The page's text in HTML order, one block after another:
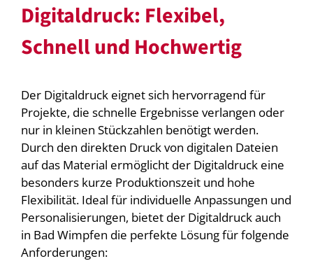
Digitaldruck: Flexibel,
Schnell und Hochwertig
Der Digitaldruck eignet sich hervorragend für
Projekte, die schnelle Ergebnisse verlangen oder
nur in kleinen Stückzahlen benötigt werden.
Durch den direkten Druck von digitalen Dateien
auf das Material ermöglicht der Digitaldruck eine
besonders kurze Produktionszeit und hohe
Flexibilität. Ideal für individuelle Anpassungen und
Personalisierungen, bietet der Digitaldruck auch
in Bad Wimpfen die perfekte Lösung für folgende
Anforderungen: